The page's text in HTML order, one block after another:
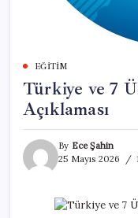
EĞITIM
Türkiye ve 7
Açıklaması
By Ece Şahin
25 Mayıs 2026